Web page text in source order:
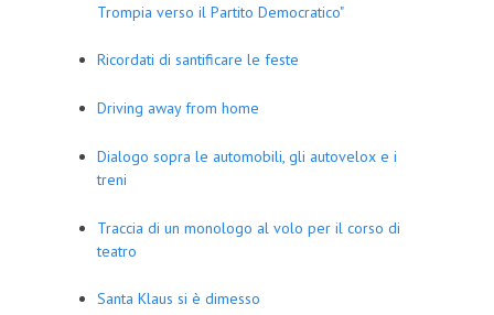
Trompia verso il Partito Democratico"
Ricordati di santificare le feste
Driving away from home
Dialogo sopra le automobili, gli autovelox e i
treni
Traccia di un monologo al volo per il corso di
teatro
Santa Klaus si è dimesso